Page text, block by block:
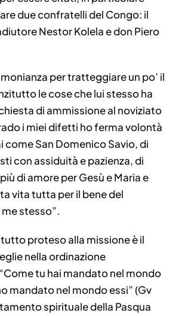
due confratelli del Congo: il
Nestor Kolela e don Piero
per tratteggiare un po’ il
le cose che lui stesso ha
di ammissione al noviziato
i miei difetti ho ferma volontà
come San Domenico Savio, di
con assiduità e pazienza, di
di amore per Gesù e Maria e
vita tutta per il bene del
stesso”.
proteso alla missione è il
nella ordinazione
tu hai mandato nel mondo
mandato nel mondo essi” (Gv
spirituale della Pasqua